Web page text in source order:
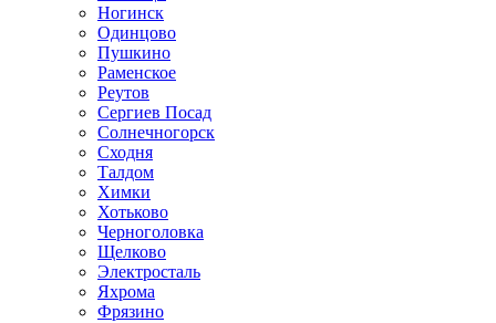
Ногинск
Одинцово
Пушкино
Раменское
Реутов
Сергиев Посад
Солнечногорск
Сходня
Талдом
Химки
Хотьково
Черноголовка
Щелково
Электросталь
Яхрома
Фрязино